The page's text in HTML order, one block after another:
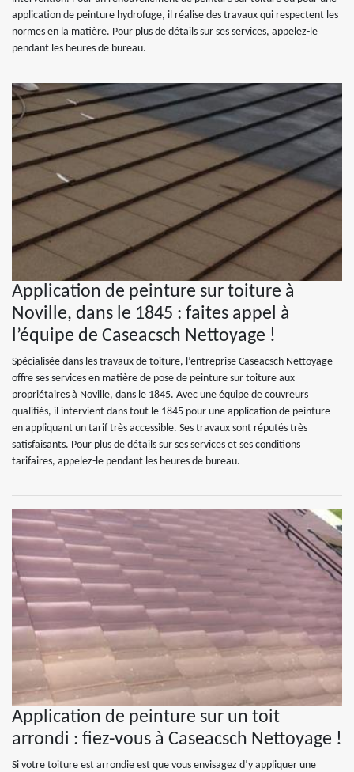
application de peinture hydrofuge, il réalise des travaux qui respectent les
normes en la matière. Pour plus de détails sur ses services, appelez-le
pendant les heures de bureau.
Application de peinture sur toiture à
Noville, dans le 1845 : faites appel à
l’équipe de Caseacsch Nettoyage !
Spécialisée dans les travaux de toiture, l’entreprise Caseacsch Nettoyage
offre ses services en matière de pose de peinture sur toiture aux
propriétaires à Noville, dans le 1845. Avec une équipe de couvreurs
qualifiés, il intervient dans tout le 1845 pour une application de peinture
en appliquant un tarif très accessible. Ses travaux sont réputés très
satisfaisants. Pour plus de détails sur ses services et ses conditions
tarifaires, appelez-le pendant les heures de bureau.
Application de peinture sur un toit
arrondi : fiez-vous à Caseacsch Nettoyage !
Si votre toiture est arrondie est que vous envisagez d’y appliquer une